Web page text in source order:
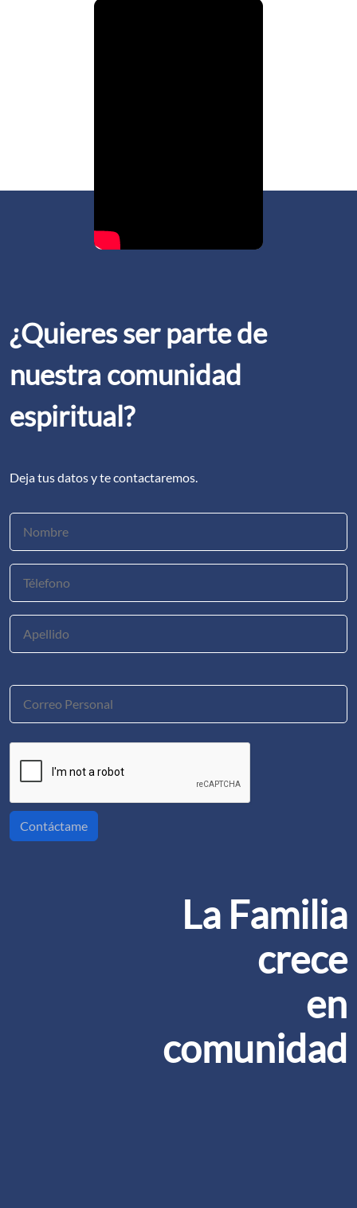
¿Quieres ser parte de
nuestra comunidad
espiritual?
Deja tus datos y te contactaremos.
Contáctame
La Familia
crece
en
comunidad